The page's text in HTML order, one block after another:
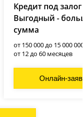
лицензия № 963
Кредит под залог
Выгодный -
сумма
от 150 000 до 15 000
от 12 до 60 месяцев
Онлайн-